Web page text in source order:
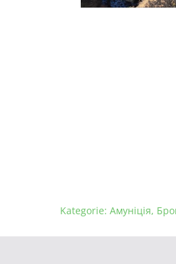
Kategorie: Амуніція,